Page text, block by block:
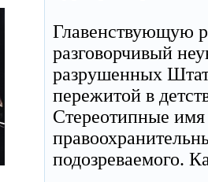
Главенствующую
разговорчивый
разрушенных
пережитой в
Стереотипные
подозреваемого.